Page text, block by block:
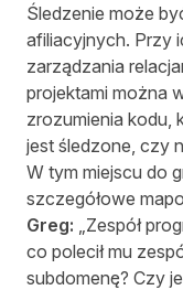
Śledzenie może
afiliacyjnych. Przy
zarządzania
projektami można
zrozumienia kodu,
jest śledzone, czy
W tym miejscu do
szczegółowe
Greg:
„Zespół
co polecił mu
subdomenę? Czy